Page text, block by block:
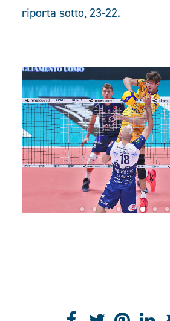
riporta sotto, 23-22.